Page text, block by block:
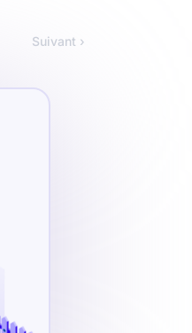
Suivant ›